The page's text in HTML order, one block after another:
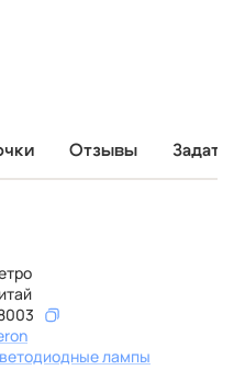
Отзывы
лампы